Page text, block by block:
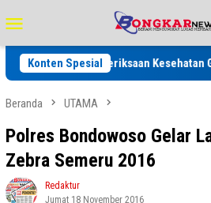
ke
kontenMobile
Konten Spesial
Pemeriksaan Kesehatan Gratis
Beranda UTAMA
Polres Bondowoso Gelar
Zebra Semeru 2016
Redaktur
Jumat 18 November 2016